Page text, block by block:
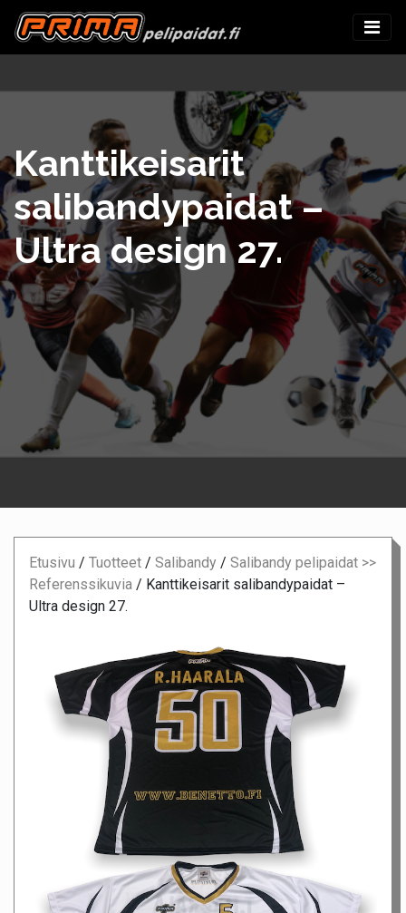
Kanttikeisarit
salibandypaidat –
Ultra design 27.
Etusivu / Tuotteet / Salibandy / Salibandy pelipaidat >>
Referenssikuvia / Kanttikeisarit salibandypaidat –
Ultra design 27.